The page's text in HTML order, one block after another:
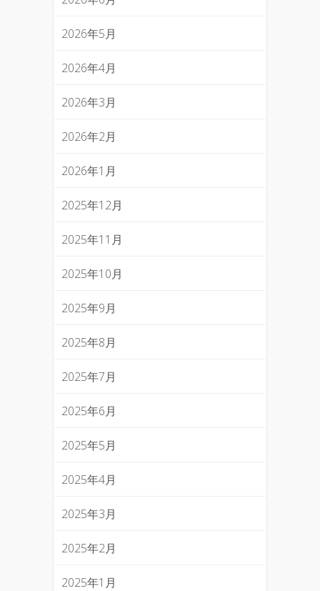
2026年5月
2026年4月
2026年3月
2026年2月
2026年1月
2025年12月
2025年11月
2025年10月
2025年9月
2025年8月
2025年7月
2025年6月
2025年5月
2025年4月
2025年3月
2025年2月
2025年1月